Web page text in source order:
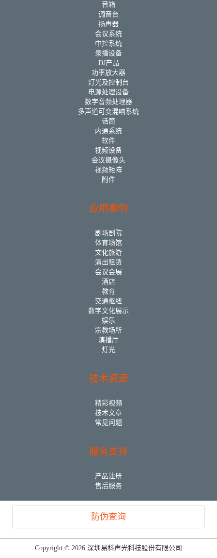
音箱
调音台
扬声器
会议系统
中控系统
录播设备
DJ产品
功率放大器
灯光及控制台
电源处理设备
数字音频处理器
多声道可变混响系统
话筒
内通系统
软件
视频设备
会议摄像头
视频矩阵
附件
应用案例
剧场剧院
体育场馆
文化旅游
演出租赁
会议会展
酒店
教育
交通枢纽
数字文化展示
娱乐
宗教场所
演播厅
灯光
技术资源
精彩视频
技术文章
常见问题
服务支持
产品注册
售后服务
防伪查询
Copyright © 2026 深圳易科声光科技股份有限公司